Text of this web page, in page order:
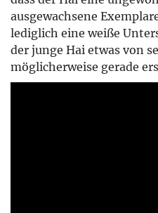
ausgewachsene
lediglich eine weiße
der junge Hai etwas von
möglicherweise gerade